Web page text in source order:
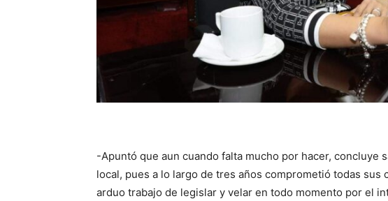
-Apuntó que aun cuando falta mucho por hacer, concluye
local, pues a lo largo de tres años comprometió todas sus
arduo trabajo de legislar y velar en todo momento por el